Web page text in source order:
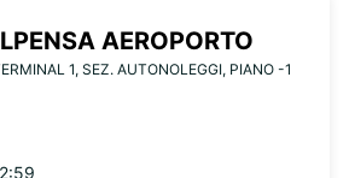
AEROPORTO
1, SEZ. AUTONOLEGGI, PIANO -1